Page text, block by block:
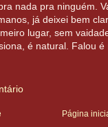
nada pra ninguém.
já deixei bem
lugar, sem
é natural. Falou é
Página